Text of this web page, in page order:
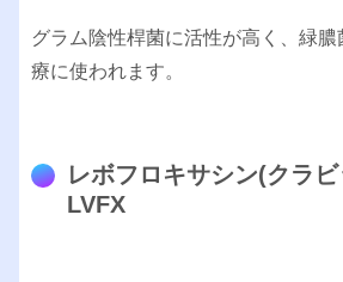
グラム陰性桿菌に活性が高く、緑
療に使われます。
レボフロキサシン(クラビ
LVFX